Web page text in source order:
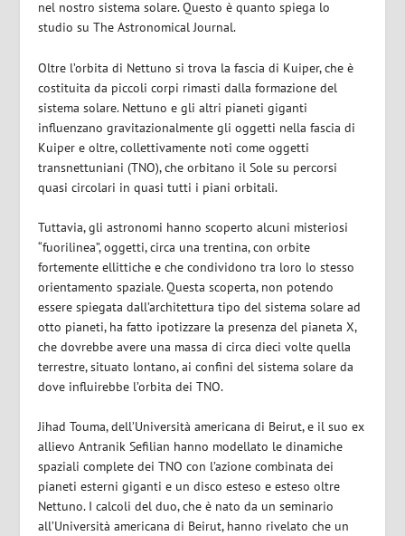
nel nostro sistema solare. Questo è quanto spiega lo
studio su The Astronomical Journal.
Oltre l’orbita di Nettuno si trova la fascia di Kuiper, che è
costituita da piccoli corpi rimasti dalla formazione del
sistema solare. Nettuno e gli altri pianeti giganti
influenzano gravitazionalmente gli oggetti nella fascia di
Kuiper e oltre, collettivamente noti come oggetti
transnettuniani (TNO), che orbitano il Sole su percorsi
quasi circolari in quasi tutti i piani orbitali.
Tuttavia, gli astronomi hanno scoperto alcuni misteriosi
“fuorilinea”, oggetti, circa una trentina, con orbite
fortemente ellittiche e che condividono tra loro lo stesso
orientamento spaziale. Questa scoperta, non potendo
essere spiegata dall’architettura tipo del sistema solare ad
otto pianeti, ha fatto ipotizzare la presenza del pianeta X,
che dovrebbe avere una massa di circa dieci volte quella
terrestre, situato lontano, ai confini del sistema solare da
dove influirebbe l’orbita dei TNO.
Jihad Touma, dell’Università americana di Beirut, e il suo ex
allievo Antranik Sefilian hanno modellato le dinamiche
spaziali complete dei TNO con l’azione combinata dei
pianeti esterni giganti e un disco esteso e esteso oltre
Nettuno. I calcoli del duo, che è nato da un seminario
all’Università americana di Beirut, hanno rivelato che un